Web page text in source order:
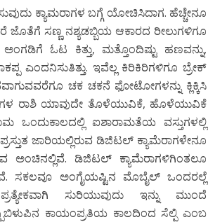
ಕ್ಯಾಮರಾಗಳ ಬಗ್ಗೆ ಯೋಚಿಸಿದಾಗ. ಹೆಚ್ಚೇನೂ
ಜೊತೆಗೆ ಸಣ್ಣ ನಶ್ಯಡಬ್ಬಿಯ ಆಕಾರದ ರೀಲುಗಳಿಗೂ
ಅಂಗಡಿಗೆ ಓಟ ಕಿತ್ತು, ಮತ್ತೊಂದಿಷ್ಟು ಹಣವನ್ನು,
ಎಂದನಿಸುತಿತ್ತು. ಇವೆಲ್ಲ ಕಿರಿಕಿರಿಗಳಿಗೂ ಬ್ರೇಕ್
ಚಕ ಚಕನೆ ಫೋಟೋಗಳನ್ನು ಕ್ಲಿಕ್ಕಿಸಿ
ರಾಶಿ ಯಾವುದೇ ತೊಳೆಯುವಿಕೆ, ಹೊಳೆಯುವಿಕೆ
ಒಂದುಕಾಲದಲ್ಲಿ ಐಶಾರಾಮತೆಯ ವಸ್ತುಗಳಲ್ಲಿ
ಜಾರಿಯಲ್ಲಿರುವ ಡಿಜಿಟಲ್ ಕ್ಯಾಮೆರಾಗಳೇನೂ
ಅಂಚಿನಲ್ಲಿವೆ. ಡಿಜಿಟಲ್ ಕ್ಯಾಮೆರಾಗಳಿಗಿಂತಲೂ
ಸಕಲವೂ ಅಂಗೈಯಷ್ಟಿನ ಮೊಬೈಲ್ ಒಂದರಲ್ಲೆ
ಸುರಿಯುವುದು ಇನ್ನು ಮುಂದೆ
ಕಾಯಂಪ್ರತಿಯ ಕಾಲದಿಂದ ಸೆಲ್ಫಿ ಎಂಬ